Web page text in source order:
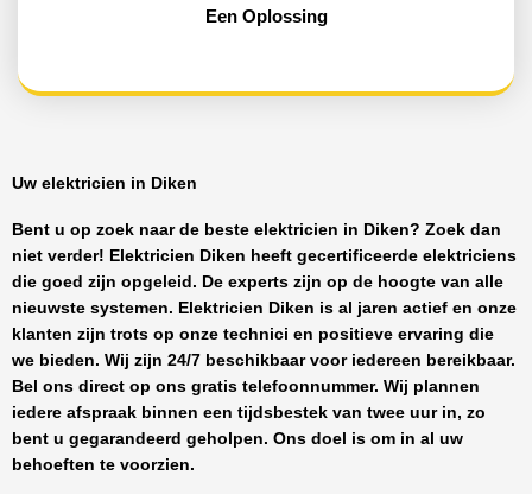
Een Oplossing
Uw elektricien in Diken
Bent u op zoek naar de beste elektricien in Diken? Zoek dan
niet verder! Elektricien Diken heeft gecertificeerde elektriciens
die goed zijn opgeleid. De experts zijn op de hoogte van alle
nieuwste systemen. Elektricien Diken is al jaren actief en onze
klanten zijn trots op onze technici en positieve ervaring die
we bieden. Wij zijn 24/7 beschikbaar voor iedereen bereikbaar.
Bel ons direct op ons gratis telefoonnummer. Wij plannen
iedere afspraak binnen een tijdsbestek van twee uur in, zo
bent u gegarandeerd geholpen. Ons doel is om in al uw
behoeften te voorzien.